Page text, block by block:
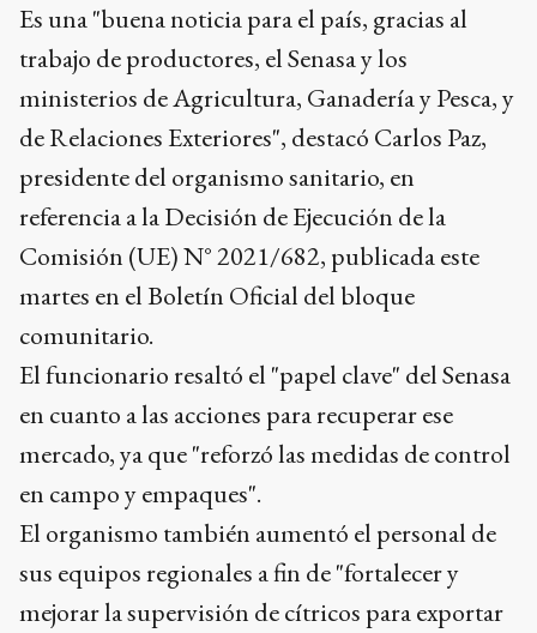
Es una "buena noticia para el país, gracias al
trabajo de productores, el Senasa y los
ministerios de Agricultura, Ganadería y Pesca, y
de Relaciones Exteriores", destacó Carlos Paz,
presidente del organismo sanitario, en
referencia a la Decisión de Ejecución de la
Comisión (UE) N° 2021/682, publicada este
martes en el Boletín Oficial del bloque
comunitario.
El funcionario resaltó el "papel clave" del Senasa
en cuanto a las acciones para recuperar ese
mercado, ya que "reforzó las medidas de control
en campo y empaques".
El organismo también aumentó el personal de
sus equipos regionales a fin de "fortalecer y
mejorar la supervisión de cítricos para exportar